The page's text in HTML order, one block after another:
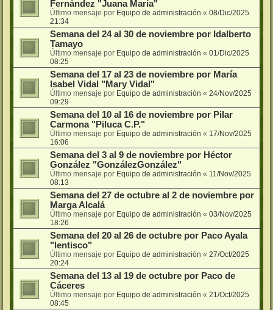
Fernández "Juana María"
Último mensaje por Equipo de administración « 08/Dic/2025
21:34
Semana del 24 al 30 de noviembre por Idalberto
Tamayo
Último mensaje por Equipo de administración « 01/Dic/2025
08:25
Semana del 17 al 23 de noviembre por María
Isabel Vidal "Mary Vidal"
Último mensaje por Equipo de administración « 24/Nov/2025
09:29
Semana del 10 al 16 de noviembre por Pilar
Carmona "Piluca C.P."
Último mensaje por Equipo de administración « 17/Nov/2025
16:06
Semana del 3 al 9 de noviembre por Héctor
González "GonzálezGonzález"
Último mensaje por Equipo de administración « 11/Nov/2025
08:13
Semana del 27 de octubre al 2 de noviembre por
Marga Alcalá
Último mensaje por Equipo de administración « 03/Nov/2025
18:26
Semana del 20 al 26 de octubre por Paco Ayala
"lentisco"
Último mensaje por Equipo de administración « 27/Oct/2025
20:24
Semana del 13 al 19 de octubre por Paco de
Cáceres
Último mensaje por Equipo de administración « 21/Oct/2025
08:45